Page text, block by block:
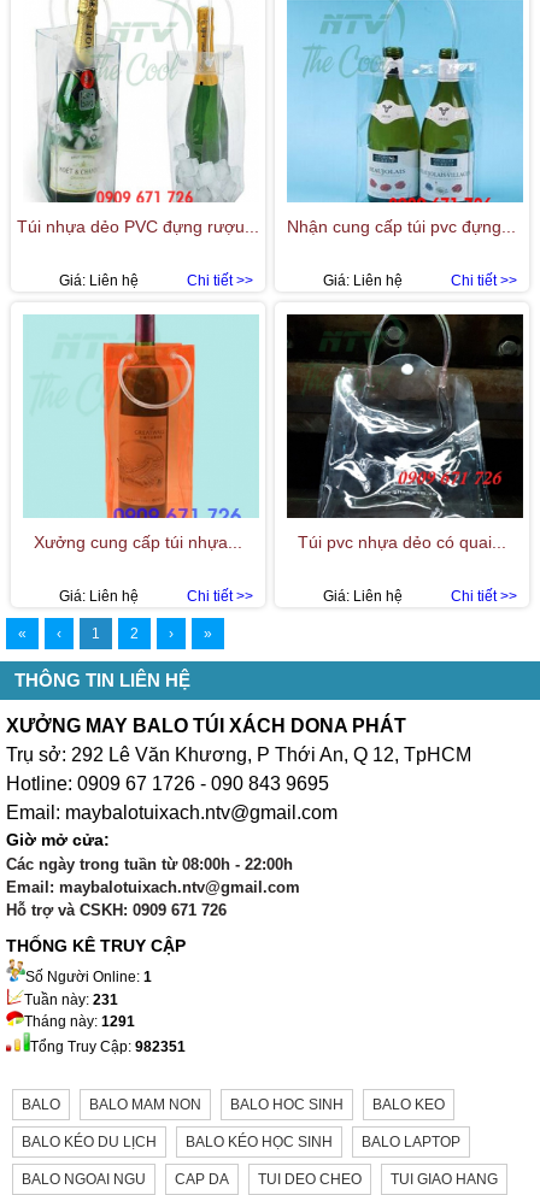
Túi nhựa dẻo PVC đựng rượu...
Chi tiết >>
Giá: Liên hệ
Nhận cung cấp túi pvc đựng...
Chi tiết >>
Giá: Liên hệ
Xưởng cung cấp túi nhựa...
Chi tiết >>
Giá: Liên hệ
Túi pvc nhựa dẻo có quai...
Chi tiết >>
Giá: Liên hệ
« ‹ 1 2 › »
THÔNG TIN LIÊN HỆ
XƯỞNG MAY BALO TÚI XÁCH DONA PHÁT
Trụ sở: 292 Lê Văn Khương, P Thới An, Q 12, TpHCM
Hotline: 0909 67 1726 - 090 843 9695
Email: maybalotuixach.ntv@gmail.com
Giờ mở cửa:
Các ngày trong tuần từ 08:00h - 22:00h
Email: maybalotuixach.ntv@gmail.com
Hỗ trợ và CSKH: 0909 671 726
THỐNG KÊ TRUY CẬP
Số Người Online: 1
Tuần này: 231
Tháng này: 1291
Tổng Truy Cập: 982351
BALO BALO MAM NON BALO HOC SINH BALO KEO
BALO KÉO DU LỊCH BALO KÉO HỌC SINH BALO LAPTOP
BALO NGOAI NGU CAP DA TUI DEO CHEO TUI GIAO HANG